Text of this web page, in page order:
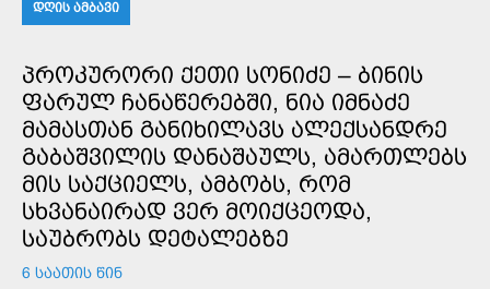
ᲓᲦᲘᲡ ᲐᲛᲑᲐᲕᲘ
ᲞᲠᲝᲙᲣᲠᲝᲠᲘ ᲥᲔᲗᲘ ᲡᲝᲜᲘᲫᲔ – ᲑᲘᲜᲘᲡ
ᲤᲐᲠᲣᲚ ᲩᲐᲜᲐᲬᲔᲠᲔᲑᲨᲘ, ᲜᲘᲐ ᲘᲛᲜᲐᲫᲔ
ᲛᲐᲛᲐᲡᲗᲐᲜ ᲒᲐᲜᲘᲮᲘᲚᲐᲕᲡ ᲐᲚᲔᲥᲡᲐᲜᲓᲠᲔ
ᲒᲐᲑᲐᲨᲕᲘᲚᲘᲡ ᲓᲐᲜᲐᲨᲐᲣᲚᲡ, ᲐᲛᲐᲠᲗᲚᲔᲑᲡ
ᲛᲘᲡ ᲡᲐᲥᲪᲘᲔᲚᲡ, ᲐᲛᲑᲝᲑᲡ, ᲠᲝᲛ
ᲡᲮᲕᲐᲜᲐᲘᲠᲐᲓ ᲕᲔᲠ ᲛᲝᲘᲥᲪᲔᲝᲓᲐ,
ᲡᲐᲣᲑᲠᲝᲑᲡ ᲓᲔᲢᲐᲚᲔᲑᲖᲔ
6 ᲡᲐᲐᲗᲘᲡ ᲬᲘᲜ